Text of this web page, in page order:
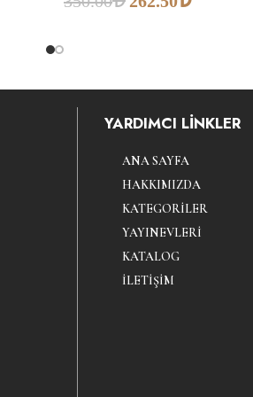
YARDIMCI LİNKLER
ANA SAYFA
HAKKIMIZDA
KATEGORILER
YAYINEVLERI
KATALOG
İLETIŞIM